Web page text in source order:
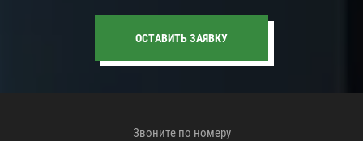
ОСТАВИТЬ ЗАЯВКУ
Звоните по номеру